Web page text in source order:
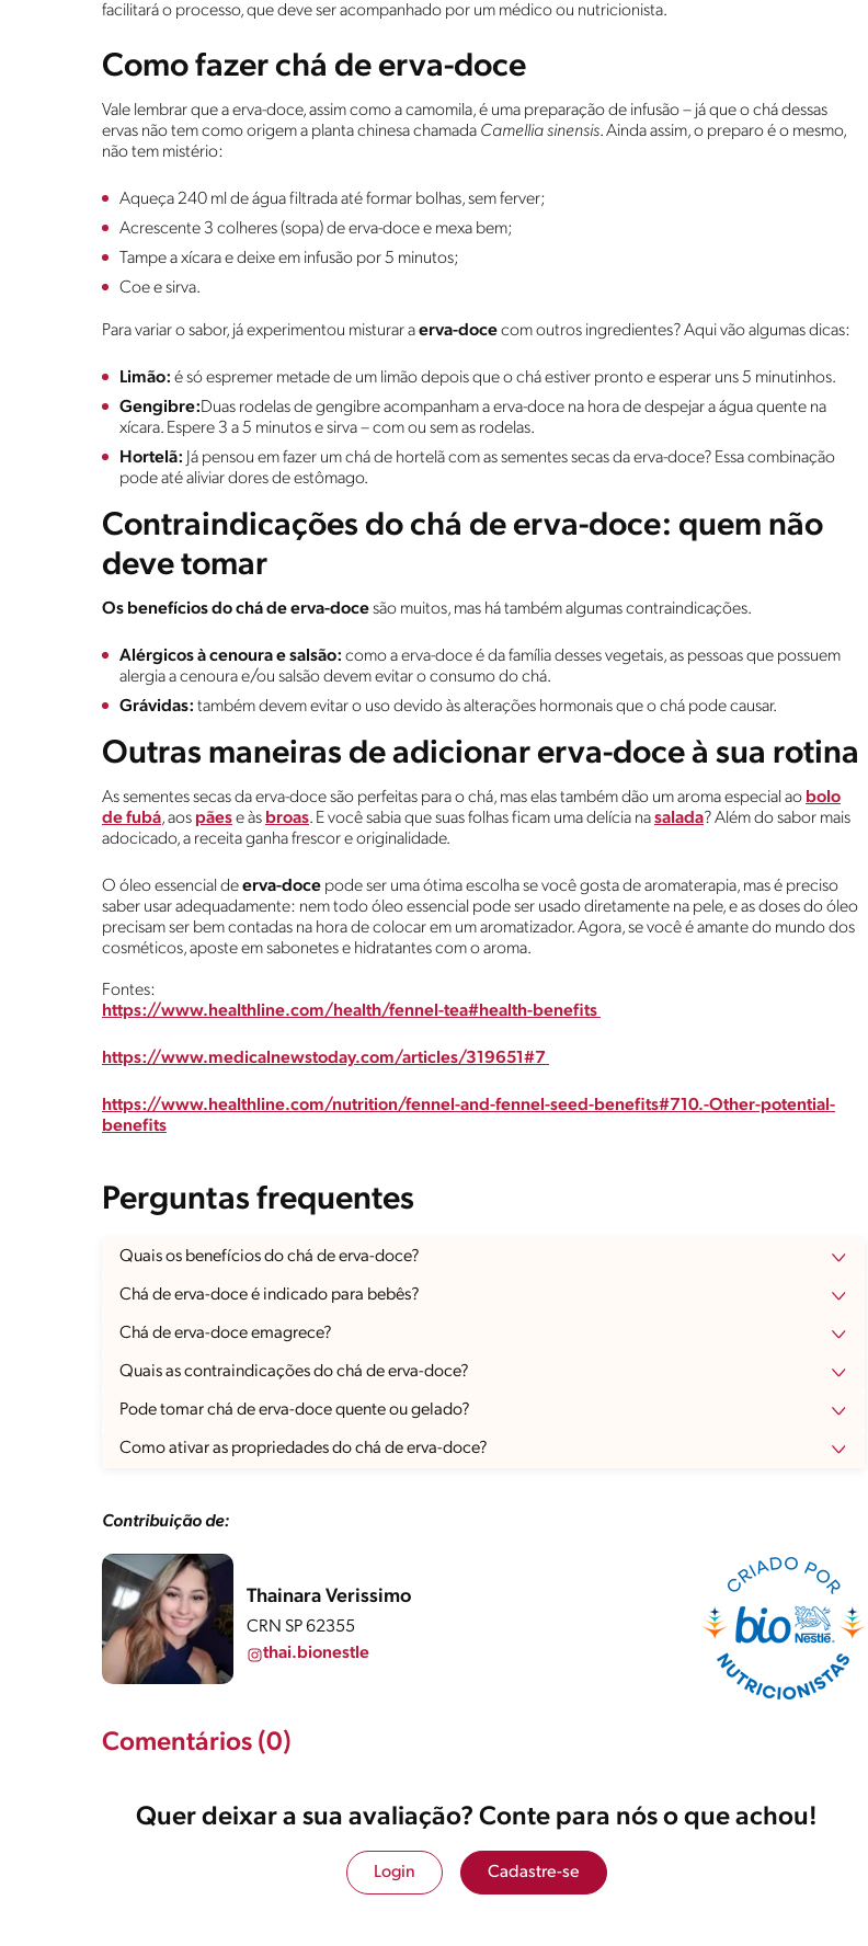
facilitará o processo, que deve ser acompanhado por um médico ou nutricionista.
Como fazer chá de erva-doce
Vale lembrar que a erva-doce, assim como a camomila, é uma preparação de infusão – já que o chá dessas
ervas não tem como origem a planta chinesa chamada Camellia sinensis. Ainda assim, o preparo é o mesmo,
não tem mistério:
Aqueça 240 ml de água filtrada até formar bolhas, sem ferver;
Acrescente 3 colheres (sopa) de erva-doce e mexa bem;
Tampe a xícara e deixe em infusão por 5 minutos;
Coe e sirva.
Para variar o sabor, já experimentou misturar aerva-docecom outros ingredientes? Aqui vão algumas dicas:
Limão: é só espremer metade de um limão depois que o chá estiver pronto e esperar uns 5 minutinhos.
Gengibre:Duas rodelas de gengibre acompanham a erva-doce na hora de despejar a água quente na
xícara. Espere 3 a 5 minutos e sirva – com ou sem as rodelas.
Hortelã: Já pensou em fazer um chá de hortelã com as sementes secas da erva-doce? Essa combinação
pode até aliviar dores de estômago.
Contraindicações do chá de erva-doce: quem não
deve tomar
Os benefícios do chá de erva-docesão muitos, mas há também algumas contraindicações.
Alérgicos à cenoura e salsão: como a erva-doce é da família desses vegetais, as pessoas que possuem
alergia a cenoura e/ou salsão devem evitar o consumo do chá.
Grávidas: também devem evitar o uso devido às alterações hormonais que o chá pode causar.
Outras maneiras de adicionar erva-doce à sua rotina
As sementes secas da erva-doce são perfeitas para o chá, mas elas também dão um aroma especial ao bolo
de fubá, aos pãese às broas. E você sabia que suas folhas ficam uma delícia nasalada? Além do sabor mais
adocicado, a receita ganha frescor e originalidade.
O óleo essencial deerva-doce pode ser uma ótima escolha se você gosta de aromaterapia, mas é preciso
saber usar adequadamente: nem todo óleo essencial pode ser usado diretamente na pele, e as doses do óleo
precisam ser bem contadas na hora de colocar em um aromatizador. Agora, se você é amante do mundo dos
cosméticos, aposte em sabonetes e hidratantes com o aroma.
Fontes:
https://www.healthline.com/health/fennel-tea#health-benefits
https://www.medicalnewstoday.com/articles/319651#7
https://www.healthline.com/nutrition/fennel-and-fennel-seed-benefits#710.-Other-potential-
benefits
Perguntas frequentes
Quais os benefícios do chá de erva-doce?
Chá de erva-doce é indicado para bebês?
Chá de erva-doce emagrece?
Quais as contraindicações do chá de erva-doce?
Pode tomar chá de erva-doce quente ou gelado?
Como ativar as propriedades do chá de erva-doce?
Contribuição de:
Thainara Verissimo
CRN SP 62355
thai.bionestle
Comentários (0)
Quer deixar a sua avaliação? Conte para nós o que achou!
Login Cadastre-se